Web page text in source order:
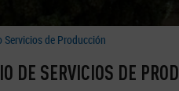
Servicios de Producción
DE SERVICIOS DE